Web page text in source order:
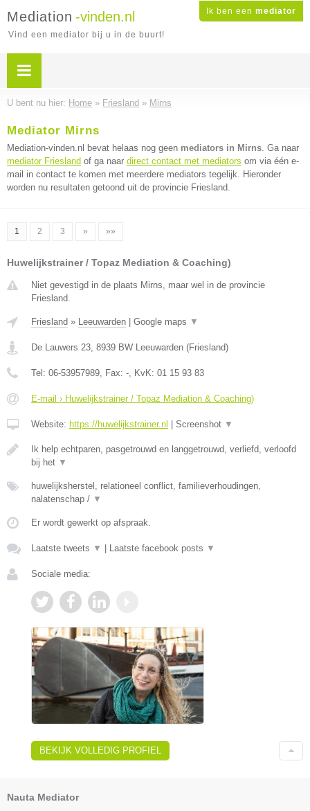
Ik ben een mediator
Mediation -vinden.nl
Vind een mediator bij u in de buurt!
U bent nu hier: Home » Friesland » Mirns
Mediator Mirns
Mediation-vinden.nl bevat helaas nog geen mediators in Mirns. Ga naar
mediator Friesland of ga naar direct contact met mediators om via één e-
mail in contact te komen met meerdere mediators tegelijk. Hieronder
worden nu resultaten getoond uit de provincie Friesland.
1 2 3 » »»
Huwelijkstrainer / Topaz Mediation & Coaching)
Niet gevestigd in de plaats Mirns, maar wel in de provincie
Friesland.
Friesland » Leeuwarden Google maps ▼
De Lauwers 23, 8939 BW Leeuwarden (Friesland)
Tel: 06-53957989, Fax: -, KvK: 01 15 93 83
E-mail › Huwelijkstrainer / Topaz Mediation & Coaching)
Website: https://huwelijkstrainer.nl Screenshot ▼
Ik help echtparen, pasgetrouwd en langgetrouwd, verliefd, verloofd
bij het ▼
huwelijksherstel, relationeel conflict, familieverhoudingen,
nalatenschap / ▼
Er wordt gewerkt op afspraak.
Laatste tweets ▼ Laatste facebook posts ▼
Sociale media:
BEKIJK VOLLEDIG PROFIEL
Nauta Mediator